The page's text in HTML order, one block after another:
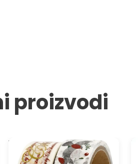
proizvodi
Washi traka pakovanje od 2
komada